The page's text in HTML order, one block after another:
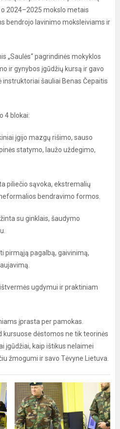
2024–2025 mokslo metais
bendrojo lavinimo moksleiviams ir
„Saulės“ pagrindinės mokyklos
ir gynybos įgūdžių kursą ir gavo
šauliai Benas Čepaitis
4 blokai:
įgijo mazgų rišimo, sauso
statymo, laužo uždegimo,
piliečio sąvoka, ekstremalių
bendravimo formos.
su ginklais, šaudymo
pirmąją pagalbą, gaivinimą,
ugdymui ir praktiniam
įprasta per pamokas.
kursuose dėstomos ne tik teorinės
įgūdžiai, kaip ištikus nelaimei
žmogumi ir savo Tėvyne Lietuva.